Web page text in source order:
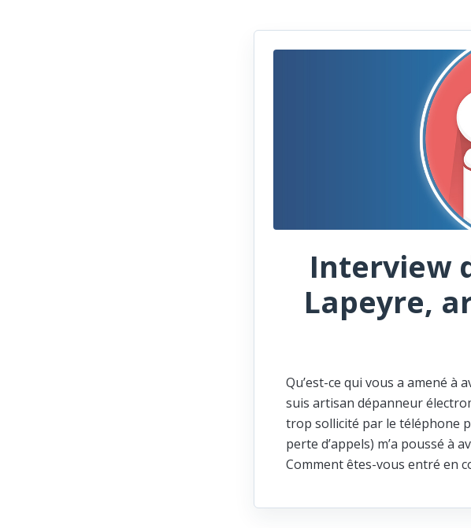
Interview
Lapeyre,
Qu’est-ce qui vous a amené à
suis artisan dépanneur
trop sollicité par le téléphone
perte d’appels) m’a poussé à
Comment êtes-vous entré en